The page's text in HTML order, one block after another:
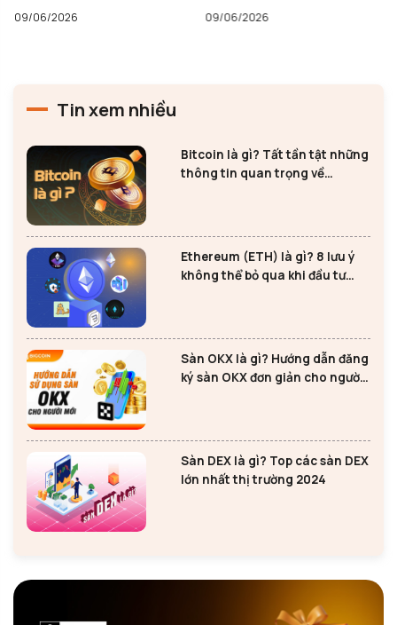
09/06/2026 08/06/2026
Tin xem nhiều
Bitcoin là gì? Tất tần tật những
thông tin quan trọng về
Ethereum (ETH) là gì? 8 lưu ý
không thể bỏ qua khi đầu tư
Sàn OKX là gì? Hướng dẫn đăng
ký sàn OKX đơn giản cho người
Sàn DEX là gì? Top các sàn DEX
lớn nhất thị trường 2024